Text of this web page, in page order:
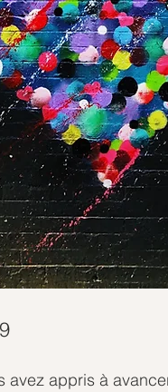
avez appris à